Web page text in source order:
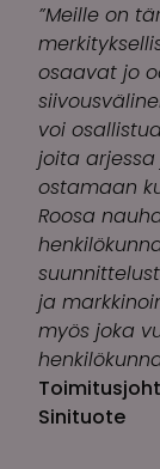
”Meille on
osaavat jo
voi
joita
ostamaan
Roosa
ja
myös joka
Sinituote